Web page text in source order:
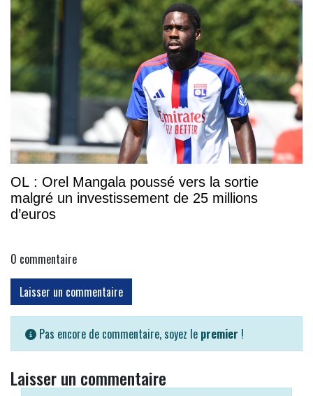
OL : Orel Mangala poussé vers la sortie
malgré un investissement de 25 millions
d’euros
0 commentaire
Laisser un commentaire
Pas encore de commentaire, soyez le premier !
Laisser un commentaire